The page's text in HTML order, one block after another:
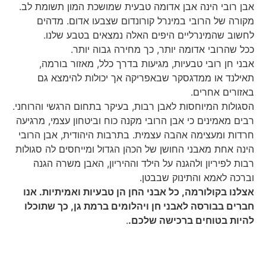
הינה אבן אדומה טבעית שמושכת המון תשומת לב.
הרובי במינרל קורונדום שצבעו אדום. מדהים
שהמינרליים היפים האלה נמצאים בטבע שלנו.
אדומה יותר, כך מחירה גבוה יותר.
רובי טבעיות, מגיעות בדרך כלל, מאזור בורמה,
או ממדגסקר שבאפריקה אך יכולות להימצא גם
אחרים.
המיוחסות לאבן רבות, בעיקר בתחום הרגשי והרוחני.
כי אבן הרובי מקנה כוח וביטחון עצמי, מרגיעה
ומעצימה אהבה עצמית. בתרבות היהודית, אבן הרובי
מאבני החושן של הכהן הגדול ומייחסים לה סגולות
ולהגנה על הילד וההיריון, האבן משרה הגנה
והתינוק שבבטן.
בקולורמה, כל אבני החן הן טבעיות ואמיתיות. אנו
בבורסה לאבני חן ויהלומים ברמת גן, כך שתוכלו
בטוחים ברכישה שלכם..